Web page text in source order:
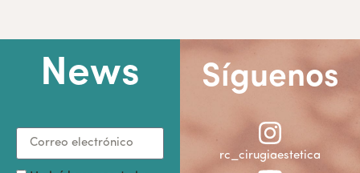
News Síguenos
rc_cirugiaestetica